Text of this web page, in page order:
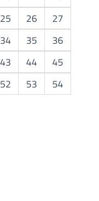
25 26
27
34 35
36
43 44
45
52 53
54